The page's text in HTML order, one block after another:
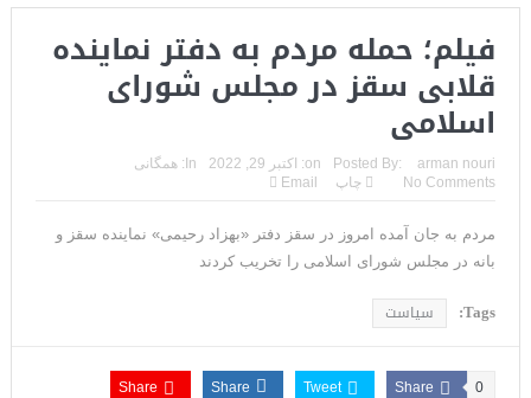
کافی نیست
روزنامه: محاصره دریایی صادرات نفت ایران را فلج کرد/آمریکا: خفه
خواهند شد
تحلیلگر سعودی: این توافق‌نامه پیامی بازدارنده در برابر حکومت
ایران است
مقام آمریکایی: تصورِ بازنده بودن برای ترامپ غیرقابل‌تحمل
مقامات آمریکایی: برخی گزارش‌ها موجب گستاخ‌تر شدن حکومت
ایران خواهد شد
فیلم؛ حمله مردم به دفتر نماینده
قلابی سقز در مجلس شورای
اسلامی
Posted By: arman nouri
on: اکتبر 29, 2022 In:
همگانی
No Comments
چاپ Email
مردم به جان آمده امروز در سقز دفتر «بهزاد رحیمی» نماینده سقز و
بانه در مجلس شورای اسلامی را تخریب کردند
Tags: سیاست
Share 0
Tweet
Share
Share